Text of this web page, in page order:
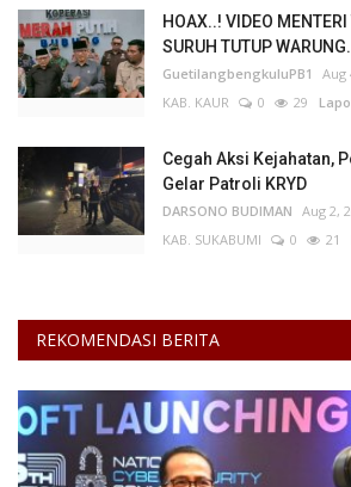
HOAX..! VIDEO
SURUH TUTUP
GuetilangbengkuluPB1 Aug
KAB. KAUR
0 29
Cegah Aksi Kejahatan,
Gelar Patroli KRYD
DARSONO BUDIMAN Aug 2,
KAB. SUKABUMI
0 21
REKOMENDASI BERITA